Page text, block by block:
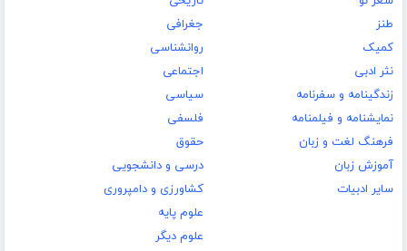
طنز
کمیک
نثر ادبی
زندگینامه و سفرنامه
نمایشنامه و فیلمنامه
فرهنگ لغت و زبان
آموزش زبان
سایر ادبیات
جغرافی
روانشناسی
اجتماعی
سیاسی
فلسفی
حقوق
درسی و دانشجویی
کشاورزی و دامپروری
علوم پایه
علوم دیگر